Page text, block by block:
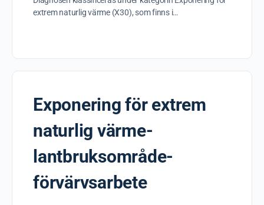
extrem naturlig värme (X30), som finns i…
Exponering för extrem
naturlig värme-
lantbruksområde-
förvärvsarbete